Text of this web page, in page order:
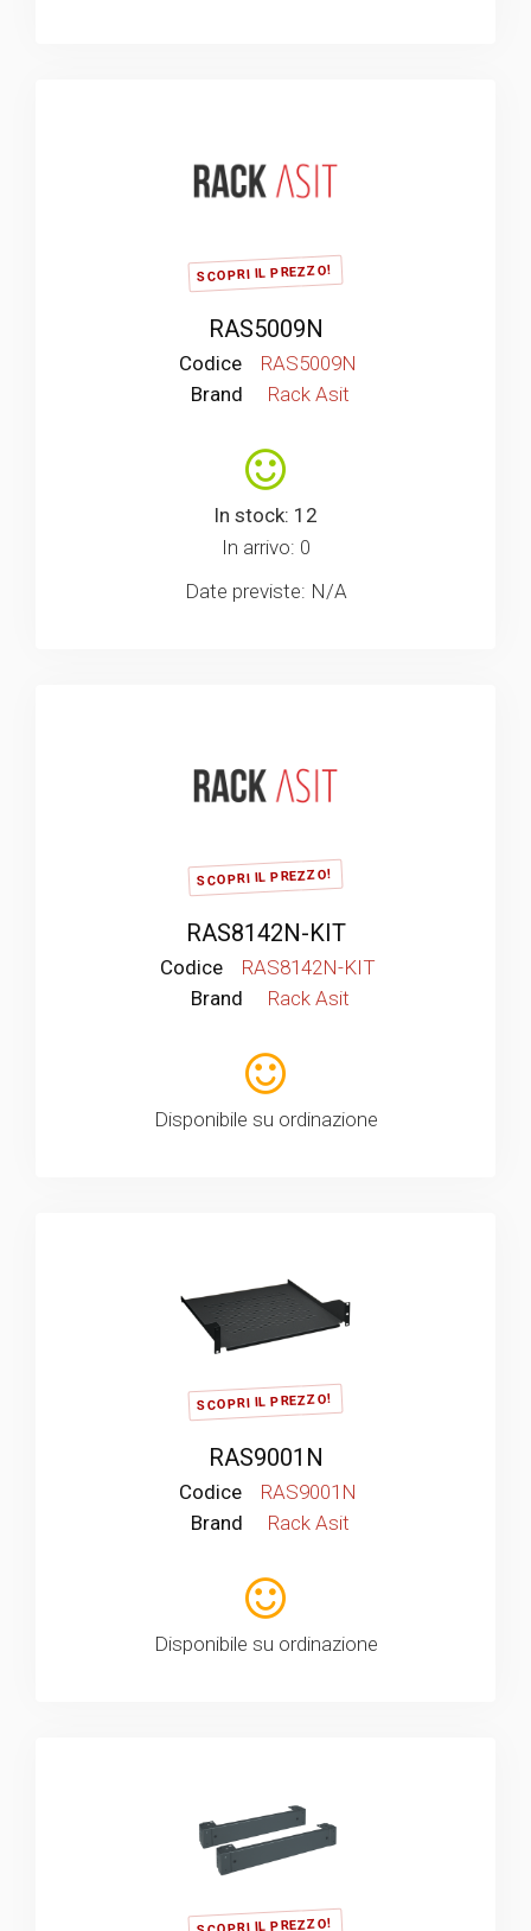
SCOPRI IL PREZZO!
RAS5009N
Codice
RAS5009N
Brand
Rack Asit
In stock: 12
In arrivo: 0
Date previste: N/A
SCOPRI IL PREZZO!
RAS8142N-KIT
Codice
RAS8142N-KIT
Brand
Rack Asit
Disponibile su ordinazione
SCOPRI IL PREZZO!
RAS9001N
Codice
RAS9001N
Brand
Rack Asit
Disponibile su ordinazione